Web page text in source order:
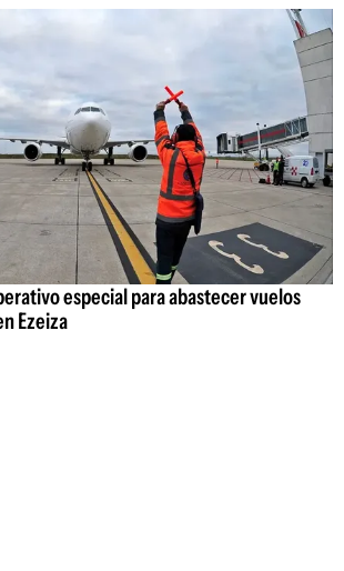
especial para abastecer vuelos
Ezeiza